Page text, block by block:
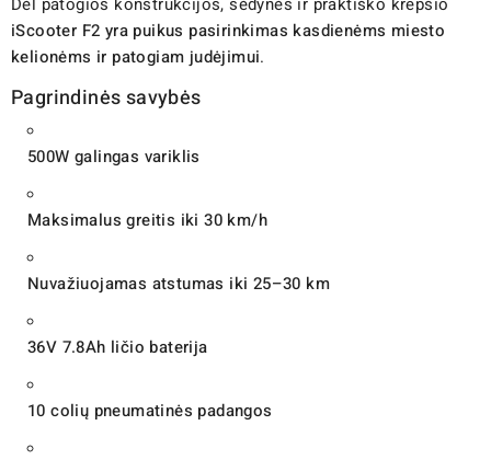
iScooter F2 yra puikus pasirinkimas kasdienėms miesto
kelionėms ir patogiam judėjimui.
Pagrindinės savybės
500W galingas variklis
Maksimalus greitis iki 30 km/h
Nuvažiuojamas atstumas iki 25–30 km
36V 7.8Ah ličio baterija
10 colių pneumatinės padangos